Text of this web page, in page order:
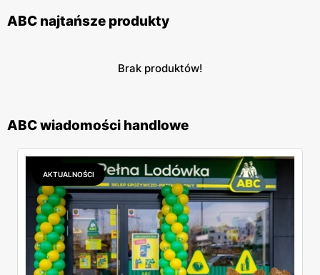
ABC najtańsze produkty
Brak produktów!
ABC wiadomości handlowe
AKTUALNOŚCI